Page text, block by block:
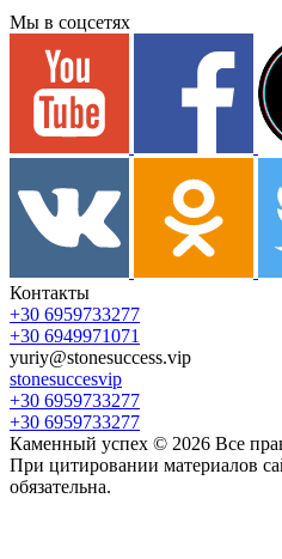
Мы в соцсетях
Контакты
+30 6959733277
+30 6949971071
yuriy@stonesuccess.vip
stonesuccesvip
+30 6959733277
+30 6959733277
Каменный успех © 2026 Все
При цитировании материалов
обязательна.